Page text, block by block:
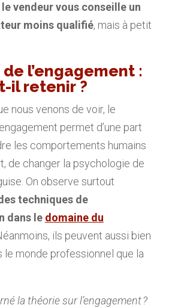
vendeur vous conseille un
moins qualifié, mais à petit
l’engagement :
il retenir ?
nous venons de voir, le
permet d’une part
les comportements humains
de changer la psychologie de
On observe surtout
techniques de
dans le domaine du
ils peuvent aussi bien
le monde professionnel que la
la théorie sur l’engagement ?